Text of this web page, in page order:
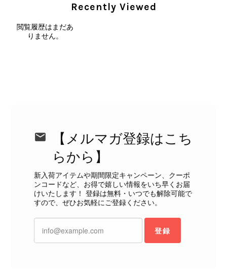
す。 また気になる商品やご不明な点
2026/08/01
届いた商品は、写真には写っていない内側の蛇腹部分と全面ポケ
ットにカビがびっしりと生えていました。 とてもAランクとは思
Recently Viewed
閲覧履歴はまだあ
りません。
【メルマガ登録はこち
らから】
新入荷アイテムや期間限定キャンペーン、クーポ
ンコードなど、お得で嬉しい情報をいち早くお届
けいたします！ 登録は無料・いつでも解除可能で
すので、ぜひお気軽にご登録ください。
登録